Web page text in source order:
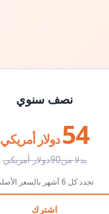
نصف سنوي
54 دولار أمريكي
بدلا من90دولار أمريكي
تجدد كل 6 أشهر بالسعر الأصلي
اشترك